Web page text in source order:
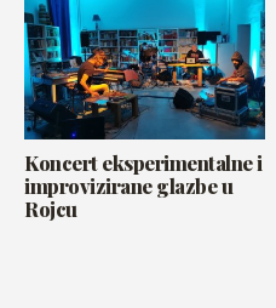
Koncert eksperimentalne i
improvizirane glazbe u
Rojcu